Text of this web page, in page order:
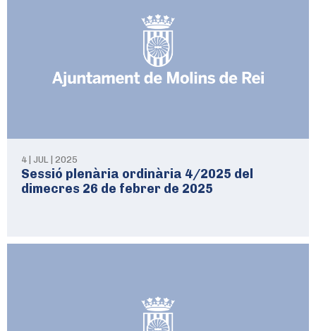
4 | JUL | 2025
Sessió plenària ordinària 4/2025 del
dimecres 26 de febrer de 2025